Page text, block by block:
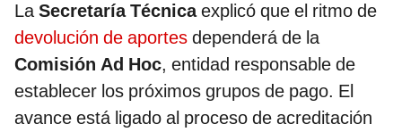
La Secretaría Técnicaexplicó que el ritmo de
devolución de aportes dependerá de la
Comisión Ad Hoc, entidad responsable de
establecer los próximos grupos de pago. El
avance está ligado al proceso de acreditación